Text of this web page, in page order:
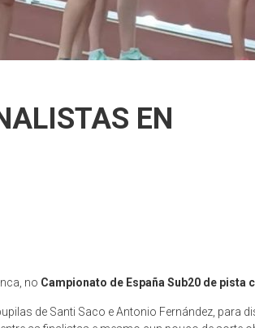
EN
no Campionato de España Sub20 de pista
de Santi Saco e Antonio Fernández, para